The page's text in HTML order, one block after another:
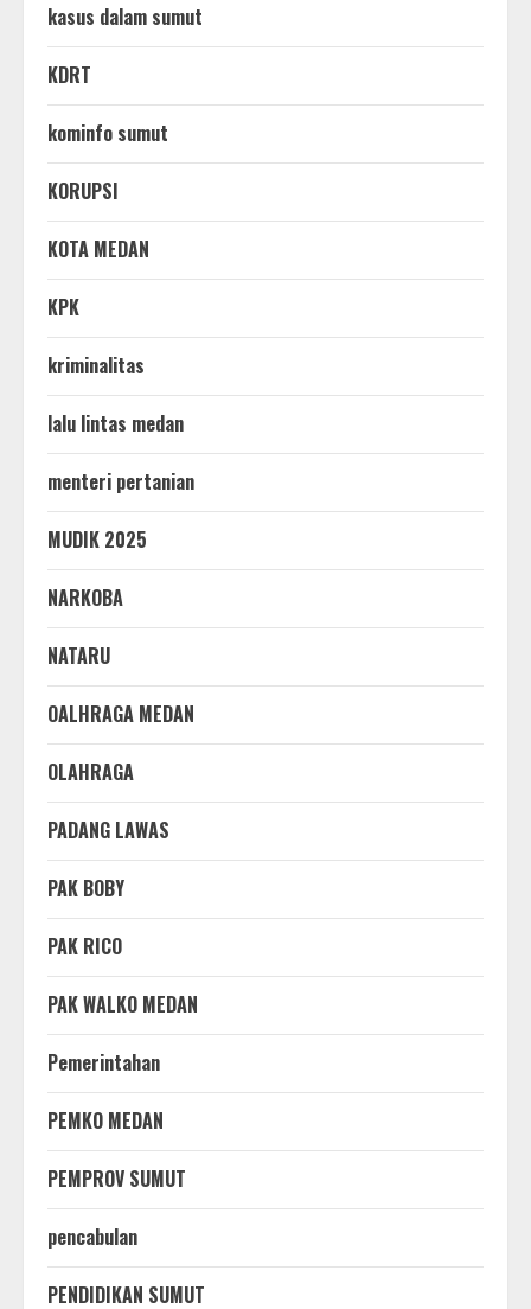
kasus dalam sumut
KDRT
kominfo sumut
KORUPSI
KOTA MEDAN
KPK
kriminalitas
lalu lintas medan
menteri pertanian
MUDIK 2025
NARKOBA
NATARU
OALHRAGA MEDAN
OLAHRAGA
PADANG LAWAS
PAK BOBY
PAK RICO
PAK WALKO MEDAN
Pemerintahan
PEMKO MEDAN
PEMPROV SUMUT
pencabulan
PENDIDIKAN SUMUT